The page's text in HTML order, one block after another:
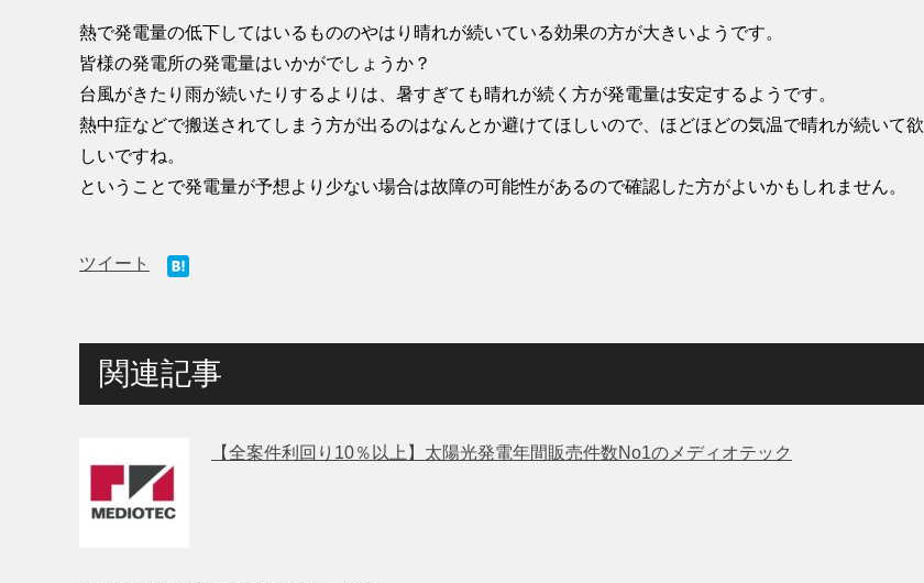
熱で発電量の低下してはいるもののやはり晴れが続いている効果の方が大きいようです。
皆様の発電所の発電量はいかがでしょうか？
台風がきたり雨が続いたりするよりは、暑すぎても晴れが続く方が発電量は安定するようです。
熱中症などで搬送されてしまう方が出るのはなんとか避けてほしいので、ほどほどの気温で晴れが続いて欲
しいですね。
ということで発電量が予想より少ない場合は故障の可能性があるので確認した方がよいかもしれません。
ツイート
関連記事
【全案件利回り10％以上】太陽光発電年間販売件数No1のメディオテック